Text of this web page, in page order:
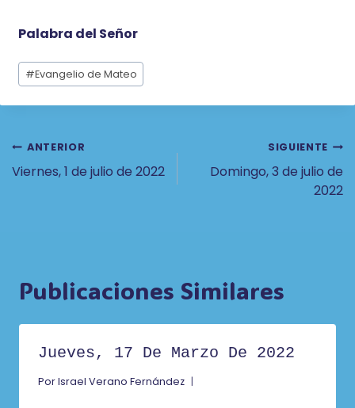
Palabra del Señor
Etiquetas
de
la
#Evangelio de Mateo
Navegación
De
ANTERIOR
Viernes, 1 de julio de 2022
SIGUIENTE
Domingo, 3 de julio de
2022
Publicaciones Similares
Jueves, 17 De Marzo De 2022
PorIsrael Verano Fernández